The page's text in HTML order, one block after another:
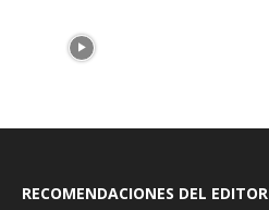
RECOMENDACIONES DEL EDITOR